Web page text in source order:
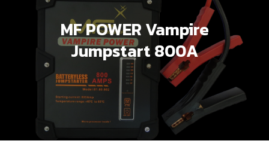
และข่าว
บเรา
MF POWER Vampire
Jumpstart 800A